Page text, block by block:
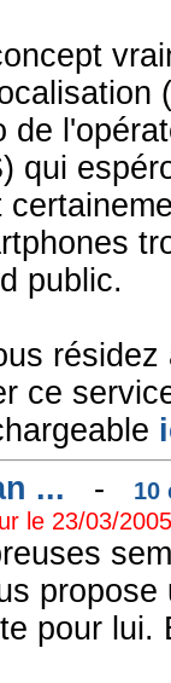
de
qui
public.
ce
... -
10
le 23/03/
propose
pour lui.